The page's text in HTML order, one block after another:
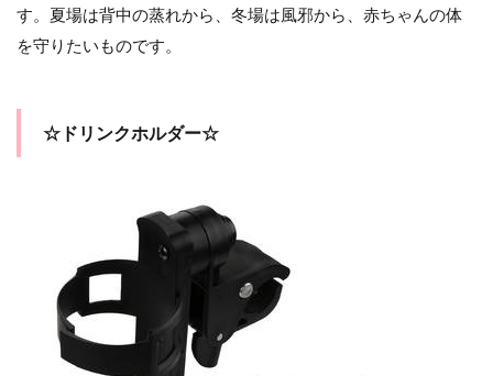
す。夏場は背中の蒸れから、冬場は風邪から、赤ちゃんの体
を守りたいものです。
☆ドリンクホルダー☆